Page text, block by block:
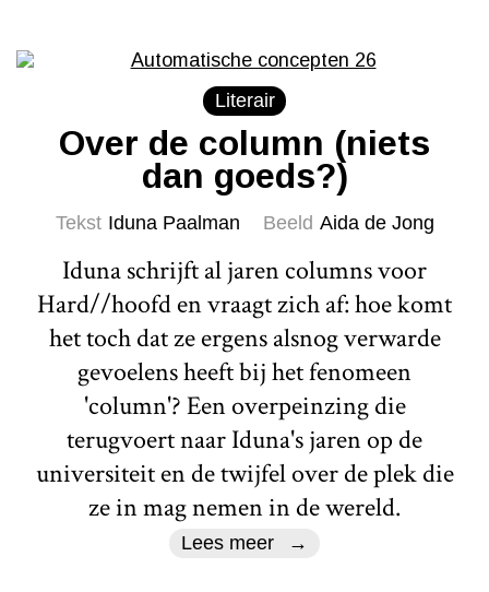
Literair
Over de column (niets
dan goeds?)
Tekst Iduna Paalman Beeld Aida de Jong
Iduna schrijft al jaren columns voor
Hard//hoofd en vraagt zich af: hoe komt
het toch dat ze ergens alsnog verwarde
gevoelens heeft bij het fenomeen
'column'? Een overpeinzing die
terugvoert naar Iduna's jaren op de
universiteit en de twijfel over de plek die
ze in mag nemen in de wereld.
Lees meer